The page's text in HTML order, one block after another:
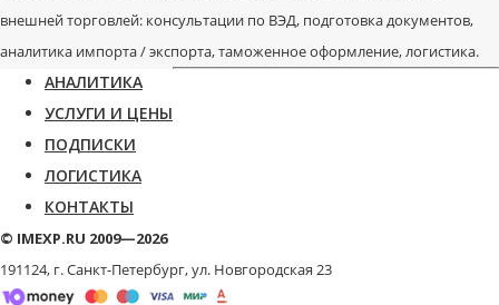
внешней торговлей: консультации по ВЭД, подготовка документов,
аналитика импорта / экспорта, таможенное оформление, логистика.
АНАЛИТИКА
УСЛУГИ И ЦЕНЫ
ПОДПИСКИ
ЛОГИСТИКА
КОНТАКТЫ
© IMEXP.RU 2009—2026
191124, г. Санкт-Петербург,ул. Новгородская 23